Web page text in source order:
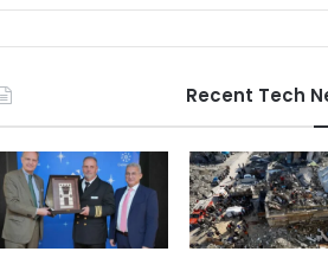
Recent Tech